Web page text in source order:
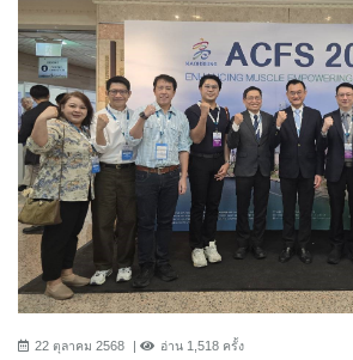
22 ตุลาคม 2568 อ่าน 1,518 ครั้ง